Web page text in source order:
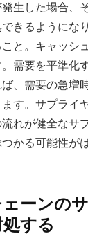
生した場合、
きるようにな
と。キャッシ
需要を平準化
、需要の急増
す。サプライ
れが健全なサ
かる可能性が
ーンの
する